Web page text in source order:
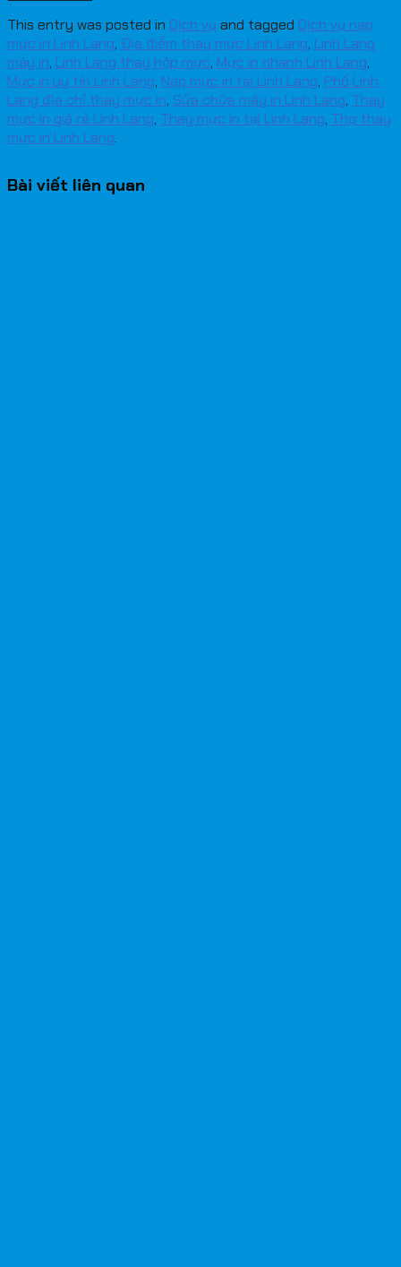
This entry was posted in Dịch vụ and tagged Dịch vụ nạp
mực in Linh Lang, Địa điểm thay mực Linh Lang, Linh Lang
máy in, Linh Lang thay hộp mực, Mực in nhanh Linh Lang,
Mực in uy tín Linh Lang, Nạp mực in tại Linh Lang, Phố Linh
Lang địa chỉ thay mực in, Sửa chữa máy in Linh Lang, Thay
mực in giá rẻ Linh Lang, Thay mực in tại Linh Lang, Thợ thay
mực in Linh Lang.
Bài viết liên quan